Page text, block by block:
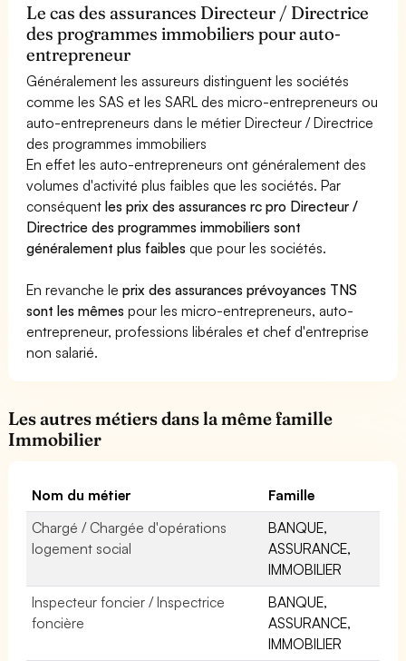
Le cas des assurances Directeur / Directrice
des programmes immobiliers pour auto-
entrepreneur
Généralement les assureurs distinguent les sociétés
comme les SAS et les SARL des micro-entrepreneurs ou
auto-entrepreneurs dans le métier Directeur / Directrice
des programmes immobiliers
En effet les auto-entrepreneurs ont généralement des
volumes d'activité plus faibles que les sociétés. Par
conséquentles prix des assurances rc pro Directeur /
Directrice des programmes immobiliers sont
généralement plus faibles que pour les sociétés.
En revanche leprix des assurances prévoyances TNS
sont les mêmes pour les micro-entrepreneurs, auto-
entrepreneur, professions libérales et chef d'entreprise
non salarié.
Les autres métiers dans la même famille
Immobilier
Nom du métier
Famille
Chargé / Chargée d'opérations
logement social
BANQUE,
ASSURANCE,
IMMOBILIER
Inspecteur foncier / Inspectrice
foncière
BANQUE,
ASSURANCE,
IMMOBILIER